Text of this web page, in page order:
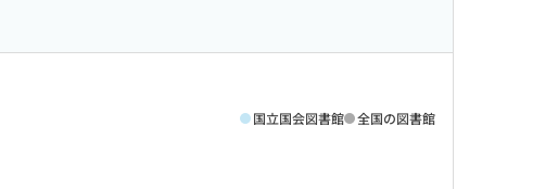
国立国会図書館 全国の図書館